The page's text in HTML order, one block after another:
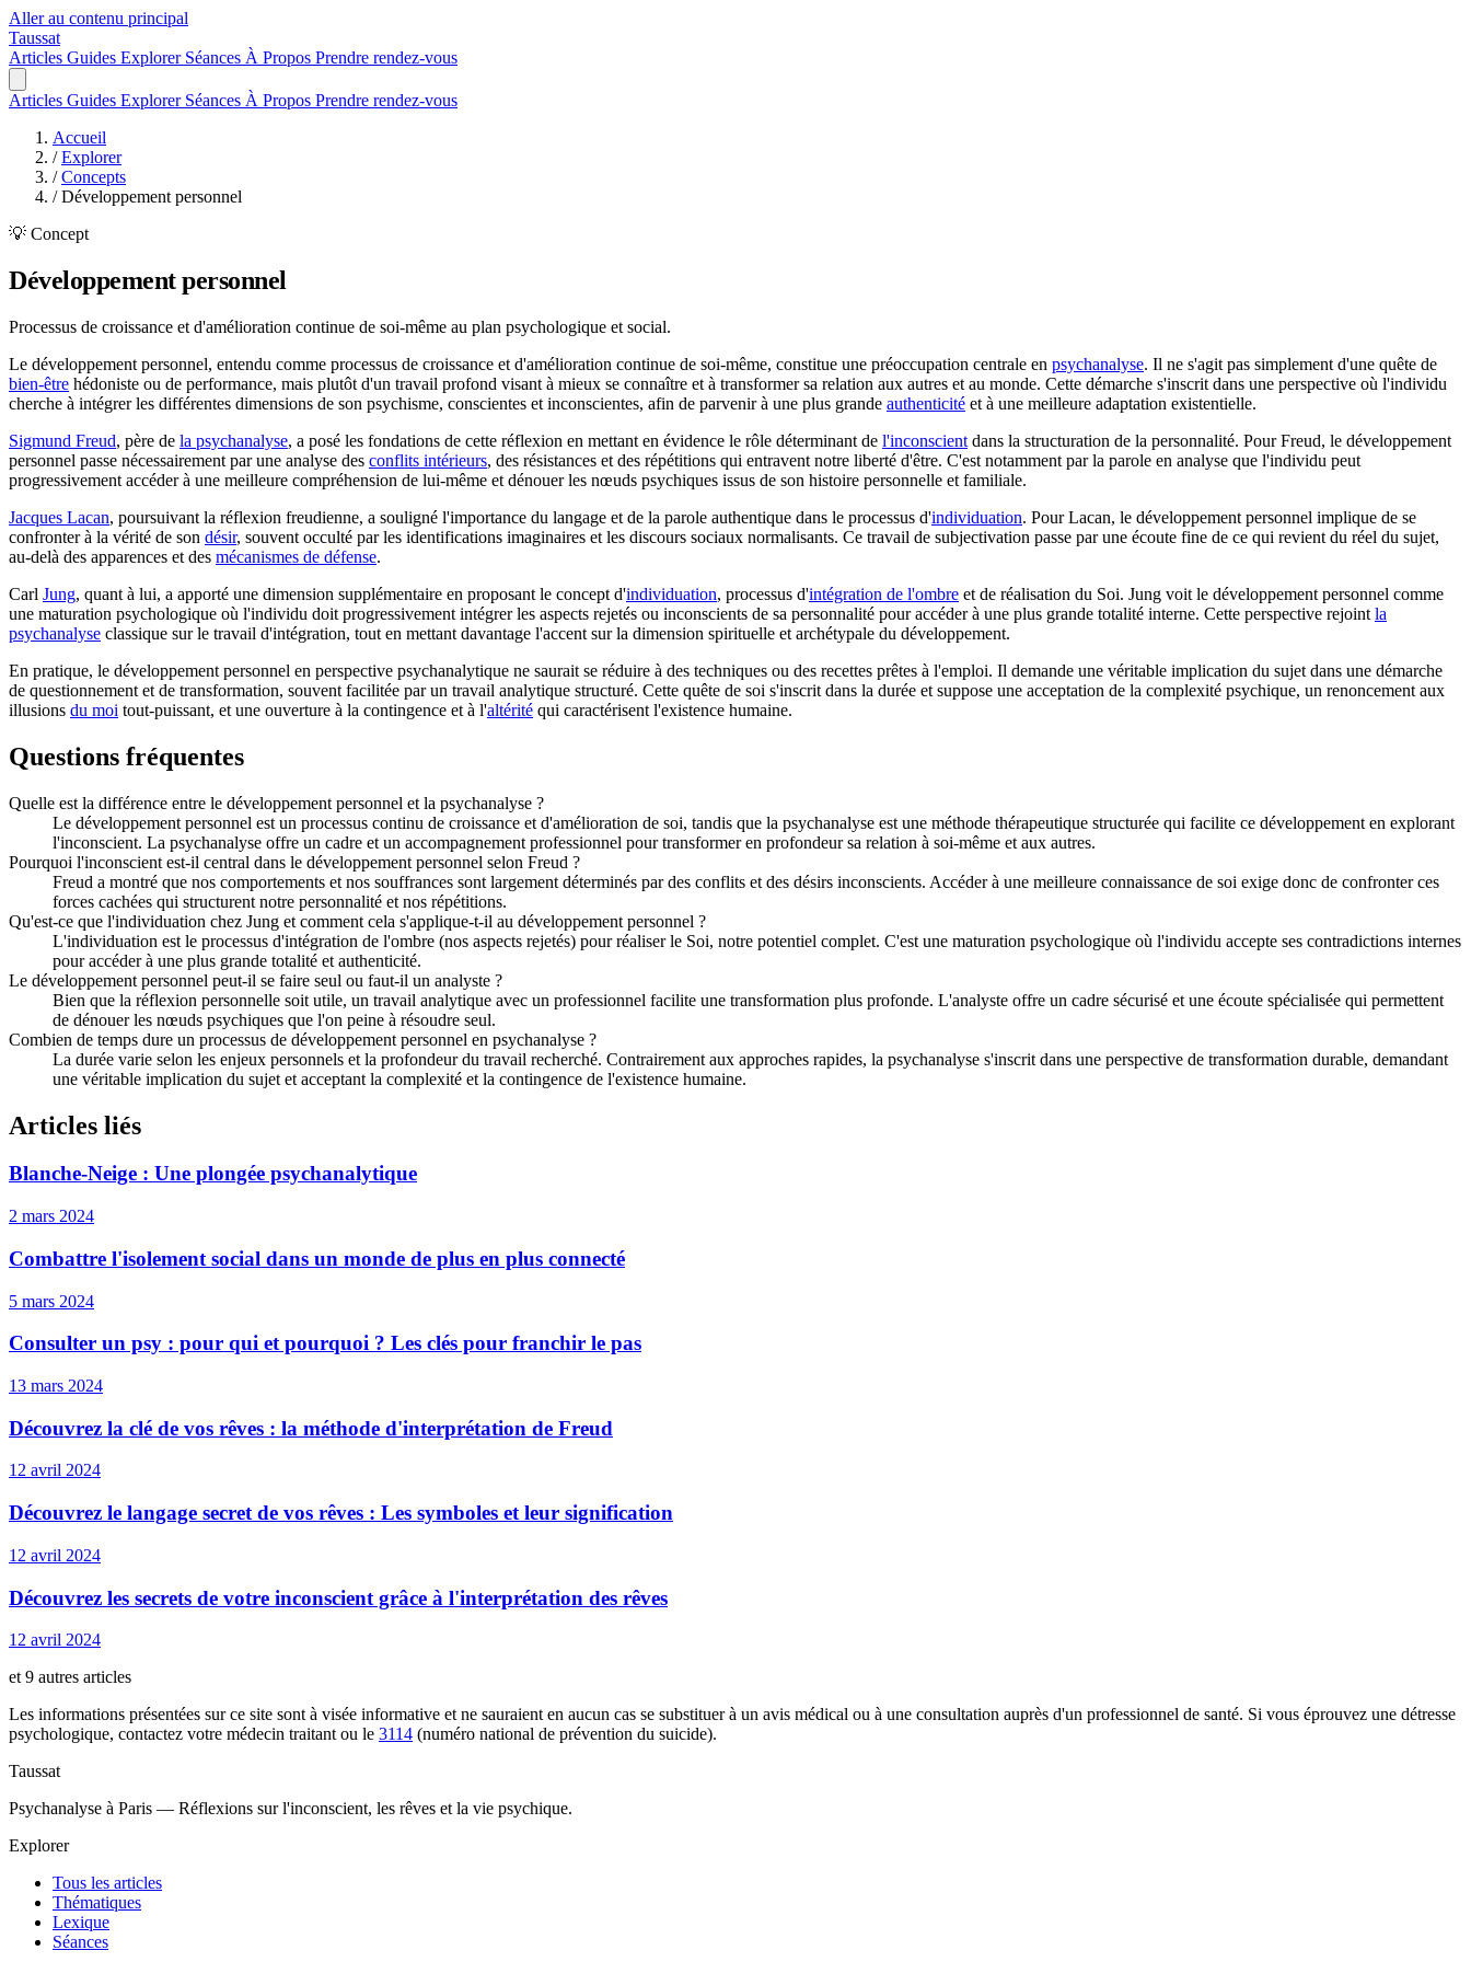
Aller au contenu principal
Taussat
Articles Guides Explorer Séances À Propos Prendre rendez-vous
Articles Guides Explorer Séances À Propos Prendre rendez-vous
Accueil
/ Explorer
/ Concepts
/ Développement personnel
💡 Concept
Développement personnel
Processus de croissance et d'amélioration continue de soi-même au plan psychologique et social.
Le développement personnel, entendu comme processus de croissance et d'amélioration continue de soi-même, constitue une préoccupation centrale en psychanalyse. Il ne s'agit pas simplement d'une quête de
bien-être hédoniste ou de performance, mais plutôt d'un travail profond visant à mieux se connaître et à transformer sa relation aux autres et au monde. Cette démarche s'inscrit dans une perspective où l'individu
cherche à intégrer les différentes dimensions de son psychisme, conscientes et inconscientes, afin de parvenir à une plus grande authenticité et à une meilleure adaptation existentielle.
Sigmund Freud, père de la psychanalyse, a posé les fondations de cette réflexion en mettant en évidence le rôle déterminant de l'inconscient dans la structuration de la personnalité. Pour Freud, le développement
personnel passe nécessairement par une analyse des conflits intérieurs, des résistances et des répétitions qui entravent notre liberté d'être. C'est notamment par la parole en analyse que l'individu peut
progressivement accéder à une meilleure compréhension de lui-même et dénouer les nœuds psychiques issus de son histoire personnelle et familiale.
Jacques Lacan, poursuivant la réflexion freudienne, a souligné l'importance du langage et de la parole authentique dans le processus d'individuation. Pour Lacan, le développement personnel implique de se
confronter à la vérité de son désir, souvent occulté par les identifications imaginaires et les discours sociaux normalisants. Ce travail de subjectivation passe par une écoute fine de ce qui revient du réel du sujet,
au-delà des apparences et des mécanismes de défense.
Carl Jung, quant à lui, a apporté une dimension supplémentaire en proposant le concept d'individuation, processus d'intégration de l'ombre et de réalisation du Soi. Jung voit le développement personnel comme
une maturation psychologique où l'individu doit progressivement intégrer les aspects rejetés ou inconscients de sa personnalité pour accéder à une plus grande totalité interne. Cette perspective rejoint la
psychanalyse classique sur le travail d'intégration, tout en mettant davantage l'accent sur la dimension spirituelle et archétypale du développement.
En pratique, le développement personnel en perspective psychanalytique ne saurait se réduire à des techniques ou des recettes prêtes à l'emploi. Il demande une véritable implication du sujet dans une démarche
de questionnement et de transformation, souvent facilitée par un travail analytique structuré. Cette quête de soi s'inscrit dans la durée et suppose une acceptation de la complexité psychique, un renoncement aux
illusions du moi tout-puissant, et une ouverture à la contingence et à l'altérité qui caractérisent l'existence humaine.
Questions fréquentes
Quelle est la différence entre le développement personnel et la psychanalyse ?
Le développement personnel est un processus continu de croissance et d'amélioration de soi, tandis que la psychanalyse est une méthode thérapeutique structurée qui facilite ce développement en explorant
l'inconscient. La psychanalyse offre un cadre et un accompagnement professionnel pour transformer en profondeur sa relation à soi-même et aux autres.
Pourquoi l'inconscient est-il central dans le développement personnel selon Freud ?
Freud a montré que nos comportements et nos souffrances sont largement déterminés par des conflits et des désirs inconscients. Accéder à une meilleure connaissance de soi exige donc de confronter ces
forces cachées qui structurent notre personnalité et nos répétitions.
Qu'est-ce que l'individuation chez Jung et comment cela s'applique-t-il au développement personnel ?
L'individuation est le processus d'intégration de l'ombre (nos aspects rejetés) pour réaliser le Soi, notre potentiel complet. C'est une maturation psychologique où l'individu accepte ses contradictions internes
pour accéder à une plus grande totalité et authenticité.
Le développement personnel peut-il se faire seul ou faut-il un analyste ?
Bien que la réflexion personnelle soit utile, un travail analytique avec un professionnel facilite une transformation plus profonde. L'analyste offre un cadre sécurisé et une écoute spécialisée qui permettent
de dénouer les nœuds psychiques que l'on peine à résoudre seul.
Combien de temps dure un processus de développement personnel en psychanalyse ?
La durée varie selon les enjeux personnels et la profondeur du travail recherché. Contrairement aux approches rapides, la psychanalyse s'inscrit dans une perspective de transformation durable, demandant
une véritable implication du sujet et acceptant la complexité et la contingence de l'existence humaine.
Articles liés
Blanche-Neige : Une plongée psychanalytique
2 mars 2024
Combattre l'isolement social dans un monde de plus en plus connecté
5 mars 2024
Consulter un psy : pour qui et pourquoi ? Les clés pour franchir le pas
13 mars 2024
Découvrez la clé de vos rêves : la méthode d'interprétation de Freud
12 avril 2024
Découvrez le langage secret de vos rêves : Les symboles et leur signification
12 avril 2024
Découvrez les secrets de votre inconscient grâce à l'interprétation des rêves
12 avril 2024
et 9 autres articles
Les informations présentées sur ce site sont à visée informative et ne sauraient en aucun cas se substituer à un avis médical ou à une consultation auprès d'un professionnel de santé. Si vous éprouvez une détresse
psychologique, contactez votre médecin traitant ou le 3114 (numéro national de prévention du suicide).
Taussat
Psychanalyse à Paris — Réflexions sur l'inconscient, les rêves et la vie psychique.
Explorer
Tous les articles
Thématiques
Lexique
Séances